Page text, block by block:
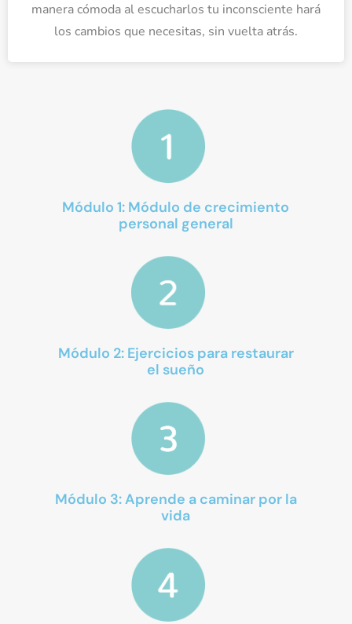
manera cómoda al escucharlos tu inconsciente hará
los cambios que necesitas, sin vuelta atrás.
Módulo 1: Módulo de crecimiento
personal general
Módulo 2: Ejercicios para restaurar
el sueño
Módulo 3: Aprende a caminar por la
vida